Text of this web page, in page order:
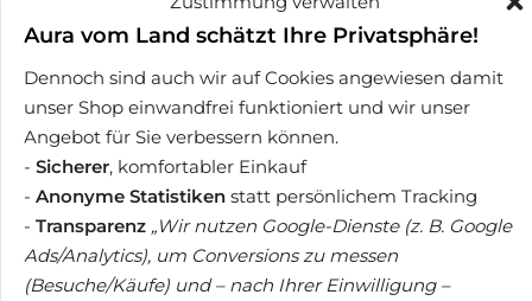
Aura vom Land schätzt Ihre Privatsphäre!
Dennoch sind auch wir auf Cookies angewiesen damit
unser Shop einwandfrei funktioniert und wir unser
Angebot für Sie verbessern können.
- Sicherer, komfortabler Einkauf
- Anonyme Statistiken statt persönlichem Tracking
- Transparenz „Wir nutzen Google-Dienste (z. B. Google
Ads/Analytics), um Conversions zu messen
(Besuche/Käufe) und – nach Ihrer Einwilligung –
Feinschnitt, bio, nach
Hildegard von Bingen –
100 g
11,90€
119,00€/kg)
Beifuß geschnitten –
Einjähriger Beifuß
Artemisia annua L.
7,90 €
79,00 € /